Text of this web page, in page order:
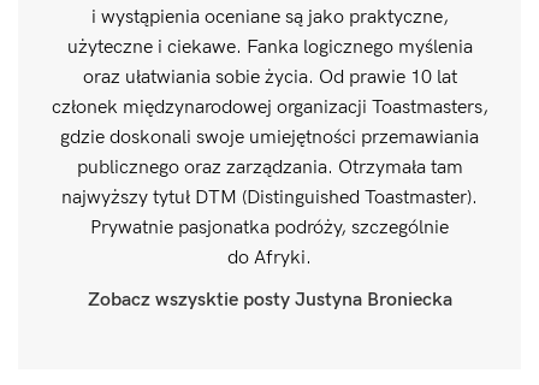
i wystąpienia oceniane są jako praktyczne,
użyteczne i ciekawe. Fanka logicznego myślenia
oraz ułatwiania sobie życia. Od prawie 10 lat
członek międzynarodowej organizacji Toastmasters,
gdzie doskonali swoje umiejętności przemawiania
publicznego oraz zarządzania. Otrzymała tam
najwyższy tytuł DTM (Distinguished Toastmaster).
Prywatnie pasjonatka podróży, szczególnie
do Afryki.
Zobacz wszysktie posty Justyna Broniecka